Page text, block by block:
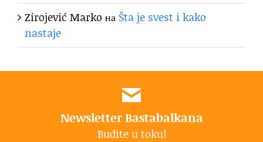
Zirojević Marko на Šta je svest i kako
nastaje
Newsletter Bastabalkana
Budite u toku!